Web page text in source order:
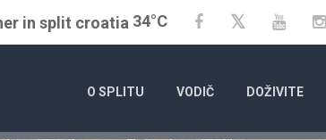
34°C FacebookTwitter
O SPLITU VODIČ DOŽIVITE